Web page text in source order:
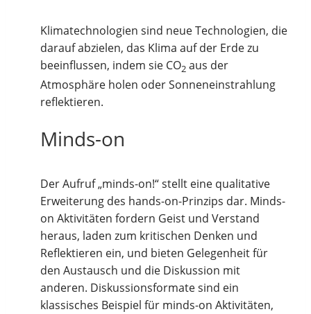
Klimatechnologien sind neue Technologien, die
darauf abzielen, das Klima auf der Erde zu
beeinflussen, indem sie CO2 aus der
Atmosphäre holen oder Sonneneinstrahlung
reflektieren.
Minds-on
Der Aufruf „minds-on!“ stellt eine qualitative
Erweiterung des hands-on-Prinzips dar. Minds-
on Aktivitäten fordern Geist und Verstand
heraus, laden zum kritischen Denken und
Reflektieren ein, und bieten Gelegenheit für
den Austausch und die Diskussion mit
anderen. Diskussionsformate sind ein
klassisches Beispiel für minds-on Aktivitäten,